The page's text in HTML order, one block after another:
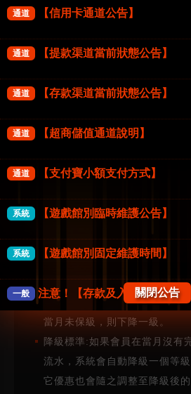
升級禮金 新會員
生日禮金 77 577
※注意事項:每月将在1-3號計建
保级條件，最多僅會降一階
晉升順序:VIP等級達到相應的
級，但VIP等級不可越級晉升。
保級要求:會員在達到某VIP等
完成保級要求(須達到對應等級
當月未保級，則下降一級。
降級標準:如果會員在當月沒有
流水，系統會自動降級一個等
它優惠也會隨之調整至降級後的
通道 【信用卡通道公告】
通道 【提款渠道當前狀態公告】
通道 【存款渠道當前狀態公告】
通道 【超商儲值通道說明】
通道 【支付寶小額支付方式】
系統 【遊戲館別臨時維護公告】
系統 【遊戲館別固定維護時間】
一般 注意！【存款及入款注意事項】
【系統公告】
關閉公告